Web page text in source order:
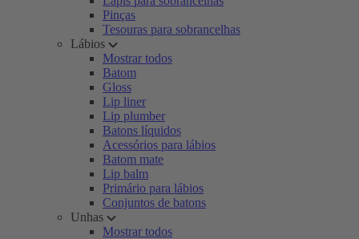
Pinças
Tesouras para sobrancelhas
Lábios
Mostrar todos
Batom
Gloss
Lip liner
Lip plumber
Batons líquidos
Acessórios para lábios
Batom mate
Lip balm
Primário para lábios
Conjuntos de batons
Unhas
Mostrar todos